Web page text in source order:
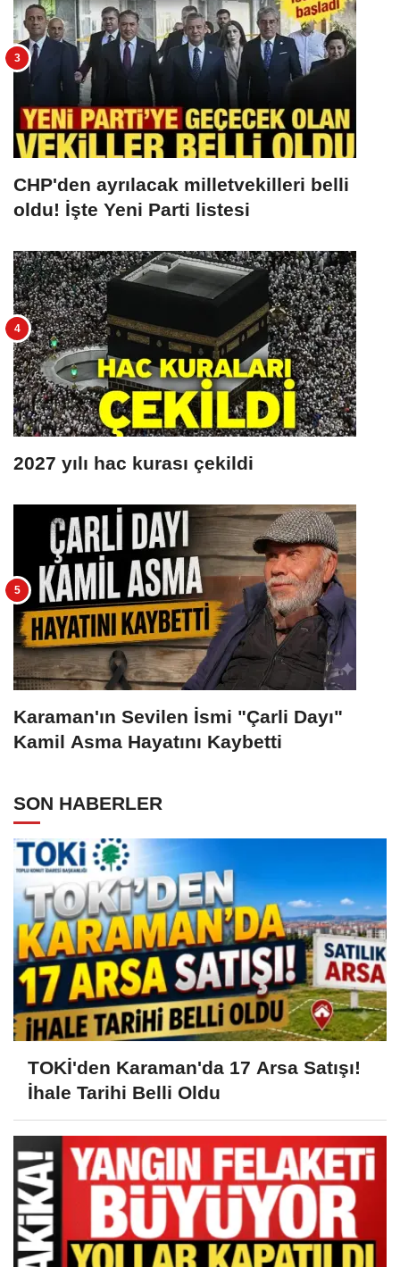
CHP'den ayrılacak milletvekilleri belli
oldu! İşte Yeni Parti listesi
2027 yılı hac kurası çekildi
Karaman'ın Sevilen İsmi "Çarli Dayı"
Kamil Asma Hayatını Kaybetti
SON HABERLER
TOKİ'den Karaman'da 17 Arsa Satışı!
İhale Tarihi Belli Oldu